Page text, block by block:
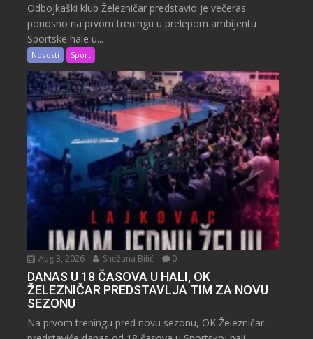
Odbojkaški klub Železničar predstavio je večeras
ponosno na prvom treningu u prelepom ambijentu
Sportske hale u...
Novosti Sport
Aug 3, 2026 Snežana Bilić 0
DANAS U 18 ČASOVA U HALI, OK
ŽELEZNIČAR PREDSTAVLJA TIM ZA NOVU
SEZONU
Na prvom treningu pred novu sezonu, OK Železničar